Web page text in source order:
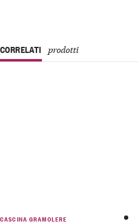
CORRELATI prodotti
CASCINA GRAMOLERE